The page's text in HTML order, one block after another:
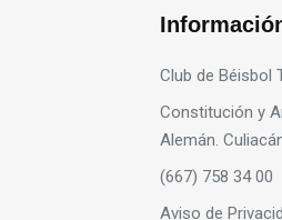
Club de Béisbol
Constitución y
Alemán.
(667) 758 34 00
Aviso de